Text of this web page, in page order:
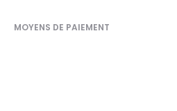
MOYENS DE PAIEMENT